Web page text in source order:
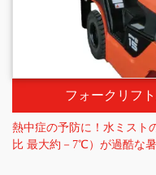
フォークリフ
熱中症の予防に！水ミスト
比 最大約－7℃）が過酷な